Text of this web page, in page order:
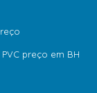
preço em BH